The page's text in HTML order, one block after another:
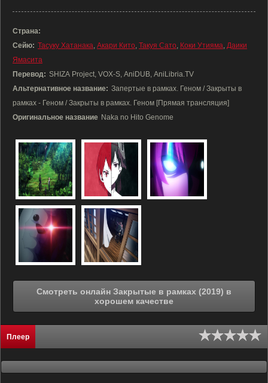
Страна:
Сейю: Тасуку Хатанака, Акари Кито, Такуя Сато, Коки Утияма, Даики
Ямасита
Перевод: SHIZA Project, VOX-S, AniDUB, AniLibria.TV
Альтернативное название: Запертые в рамках. Геном / Закрыты в
рамках - Геном / Закрыты в рамках. Геном [Прямая трансляция]
Оригинальное название Naka no Hito Genome
Смотреть онлайн Закрытые в рамках (2019) в
хорошем качестве
Плеер